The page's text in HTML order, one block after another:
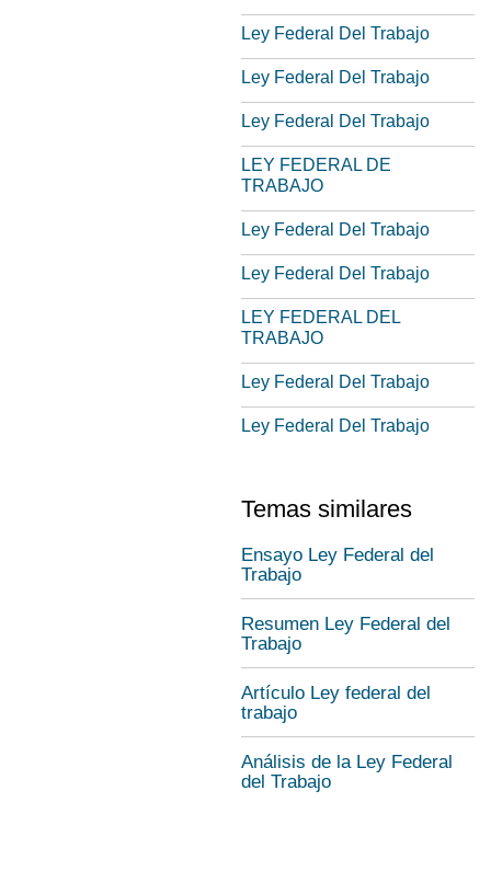
Ley Federal Del Trabajo
Ley Federal Del Trabajo
Ley Federal Del Trabajo
LEY FEDERAL DE
TRABAJO
Ley Federal Del Trabajo
Ley Federal Del Trabajo
LEY FEDERAL DEL
TRABAJO
Ley Federal Del Trabajo
Ley Federal Del Trabajo
Temas similares
Ensayo Ley Federal del
Trabajo
Resumen Ley Federal del
Trabajo
Artículo Ley federal del
trabajo
Análisis de la Ley Federal
del Trabajo